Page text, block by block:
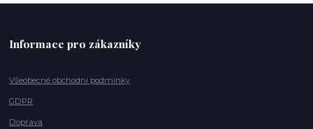
Informace pro zákazníky
Všeobecné obchodní podmínky
GDPR
Doprava